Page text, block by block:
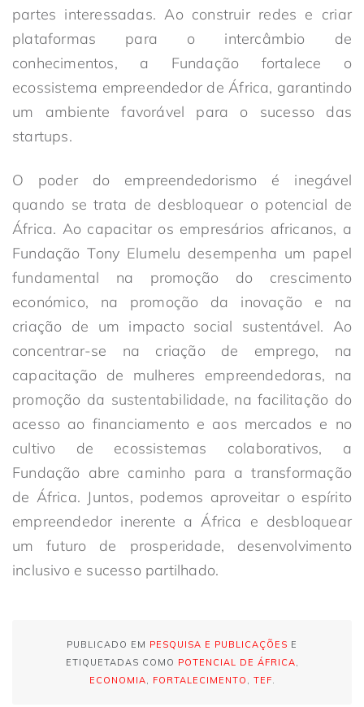
partes interessadas. Ao construir redes e criar
plataformas para o intercâmbio de
conhecimentos, a Fundação fortalece o
ecossistema empreendedor de África, garantindo
um ambiente favorável para o sucesso das
startups.
O poder do empreendedorismo é inegável
quando se trata de desbloquear o potencial de
África. Ao capacitar os empresários africanos, a
Fundação Tony Elumelu desempenha um papel
fundamental na promoção do crescimento
económico, na promoção da inovação e na
criação de um impacto social sustentável. Ao
concentrar-se na criação de emprego, na
capacitação de mulheres empreendedoras, na
promoção da sustentabilidade, na facilitação do
acesso ao financiamento e aos mercados e no
cultivo de ecossistemas colaborativos, a
Fundação abre caminho para a transformação
de África. Juntos, podemos aproveitar o espírito
empreendedor inerente a África e desbloquear
um futuro de prosperidade, desenvolvimento
inclusivo e sucesso partilhado.
PUBLICADO EM PESQUISA E PUBLICAÇÕES E
ETIQUETADAS COMO POTENCIAL DE ÁFRICA
ECONOMIA
FORTALECIMENTO TEF